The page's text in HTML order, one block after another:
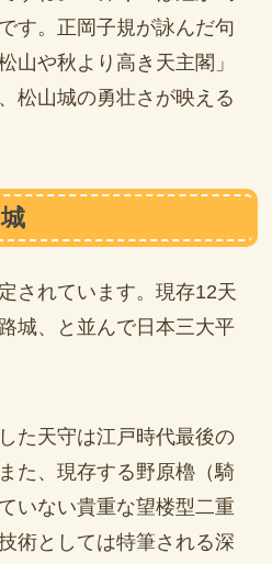
す。正岡子規が詠んだ句
山や秋より高き天主閣」
松山城の勇壮さが映える
されています。現存12天
城、と並んで日本三大平
た天守は江戸時代最後の
た、現存する野原櫓（騎
いない貴重な望楼型二重
術としては特筆される深